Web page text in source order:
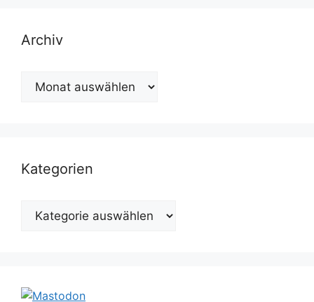
Archiv
Archiv
Kategorien
Kategorien